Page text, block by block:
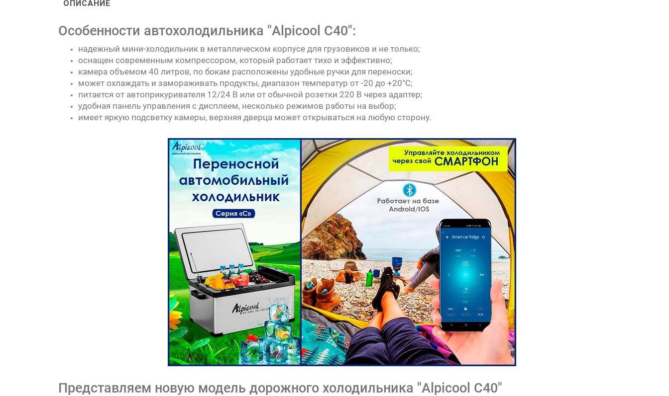
ОПИСАНИЕ
Особенности автохолодильника "Alpicool C40":
надежный мини-холодильник в металлическом корпусе для грузовиков и не только;
оснащен современным компрессором, который работает тихо и эффективно;
камера объемом 40 литров, по бокам расположены удобные ручки для переноски;
может охлаждать и замораживать продукты, диапазон температур от -20 до +20°С;
питается от автоприкуривателя 12/24 В или от обычной розетки 220 В через адаптер;
удобная панель управления с дисплеем, несколько режимов работы на выбор;
имеет яркую подсветку камеры, верхняя дверца может открываться на любую сторону.
Представляем новую модель дорожного холодильника "Alpicool C40"